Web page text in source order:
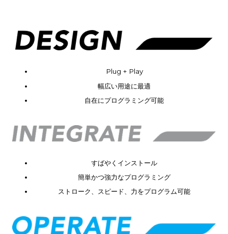
Plug + Play
幅広い用途に最適
自在にプログラミング可能
すばやくインストール
簡単かつ強力なプログラミング
ストローク、スピード、力をプログラム可能